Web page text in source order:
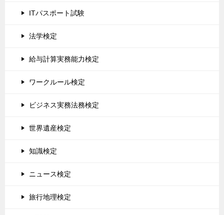
ITパスポート試験
法学検定
給与計算実務能力検定
ワークルール検定
ビジネス実務法務検定
世界遺産検定
知識検定
ニュース検定
旅行地理検定